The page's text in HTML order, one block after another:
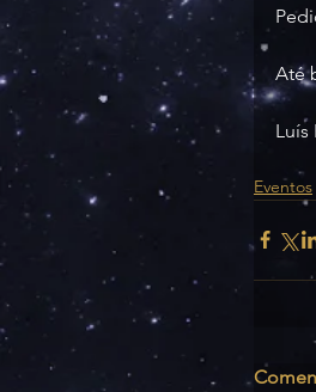
Até
Luís
Eventos